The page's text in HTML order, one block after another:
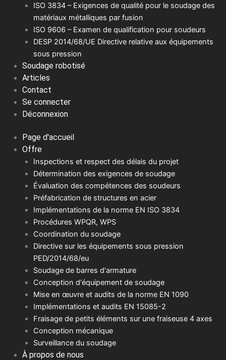
ISO 3834 – Exigences de qualité pour le soudage des
matériaux métalliques par fusion
ISO 9606 – Examen de qualification pour soudeurs
DESP 2014/68/UE Directive relative aux équipements
sous pression
Soudage robotisé
Articles
Contact
Se connecter
Déconnexion
Page d'accueil
Offre
Inspections et respect des délais du projet
Détermination des exigences de soudage
Évaluation des compétences des soudeurs
Préfabrication de structures en acier
Implémentations de la norme EN ISO 3834
Procédures WPQR, WPS
Coordination du soudage
Directive sur les équipements sous pression
PED/2014/68/eu
Soudage de barres d'armature
Conception d'équipement de soudage
Mise en œuvre et audits de la norme EN 1090
Implémentations et audits EN 15085-2
Fraisage de petits éléments sur une fraiseuse 4 axes
Conception mécanique
Surveillance du soudage
À propos de nous